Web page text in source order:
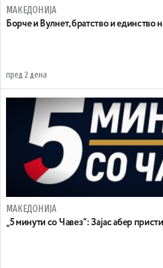
МАКЕДОНИЈА
Борче и Вулнет, братство и единство
пред 2 дена
МАКЕДОНИЈА
„5 минути со Чавез“: Зајас абер